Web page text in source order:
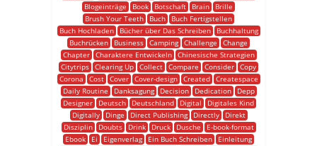
Blogeinträge
Book Botschaft Brain
Brille
Brush Your Teeth
Buch
Buch Fertigstellen
Buch Hochladen
Bücher über Das Schreiben
Buchhaltung
Buchrücken
Business Camping Challenge
Change
Chapter
Charaktere Entwickeln
Chinesische Strategien
Citytrips Clearing Up Collect Compare Consider Copy
Corona
Cost Cover Cover-design Created
Createspace
Daily Routine
Danksagung Decision Dedication
Depp
Designer
Deutsch Deutschland Digital
Digitales Kind
Digitally
Dinge Direct Publishing Directly
Direkt
Disziplin
Doubts Drink Druck Dusche
E-book-format
Ebook
Ei Eigenverlag Ein Buch Schreiben
Einleitung